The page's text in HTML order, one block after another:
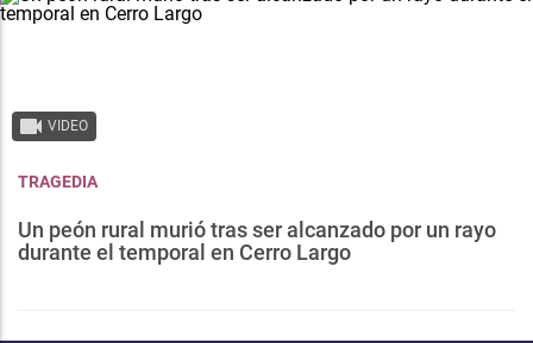
VIDEO
TRAGEDIA
Un peón rural murió tras ser alcanzado por un rayo
durante el temporal en Cerro Largo